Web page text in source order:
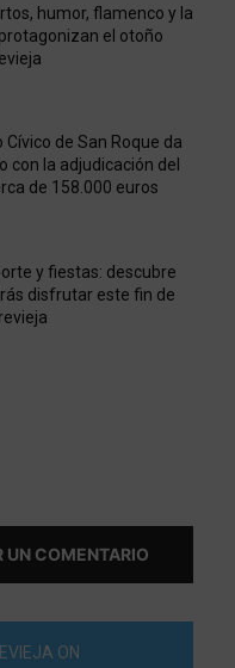
humor, flamenco y la
el otoño
de San Roque da
con la adjudicación del
de 158.000 euros
y fiestas: descubre
disfrutar este fin de
UN COMENTARIO
ON